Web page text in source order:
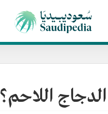
اللاحم؟